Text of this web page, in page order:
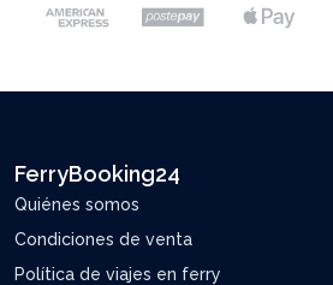
FerryBooking24
Quiénes somos
Condiciones de venta
Política de viajes en ferry